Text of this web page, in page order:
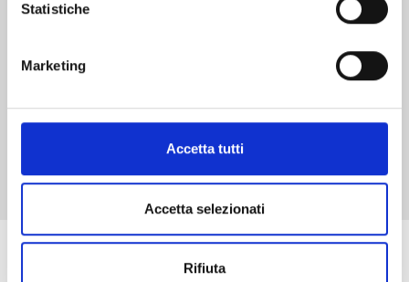
Statistiche
Marketing
Accetta tutti
Accetta selezionati
Rifiuta
Mostra tutto
Se ti è piaciuto prova anche: